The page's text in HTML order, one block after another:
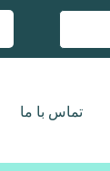
تماس با ما